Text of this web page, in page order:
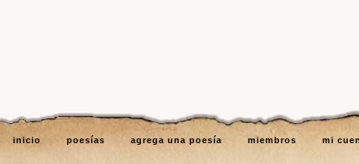
inicio poesías agrega una poesía miembros mi